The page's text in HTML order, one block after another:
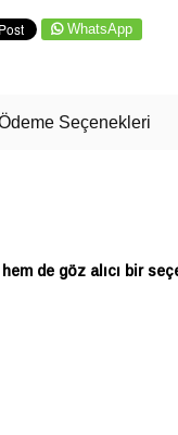
WhatsApp
Seçenekleri
de göz alıcı bir